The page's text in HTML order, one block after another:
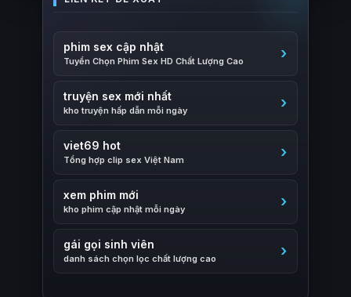
phim sex cập nhật
Tuyển Chọn Phim Sex HD Chất Lượng Cao
truyện sex mới nhất
kho truyện hấp dẫn mỗi ngày
viet69 hot
Tổng hợp clip sex Việt Nam
xem phim mới
kho phim cập nhật mỗi ngày
gái gọi sinh viên
danh sách chọn lọc chất lượng cao